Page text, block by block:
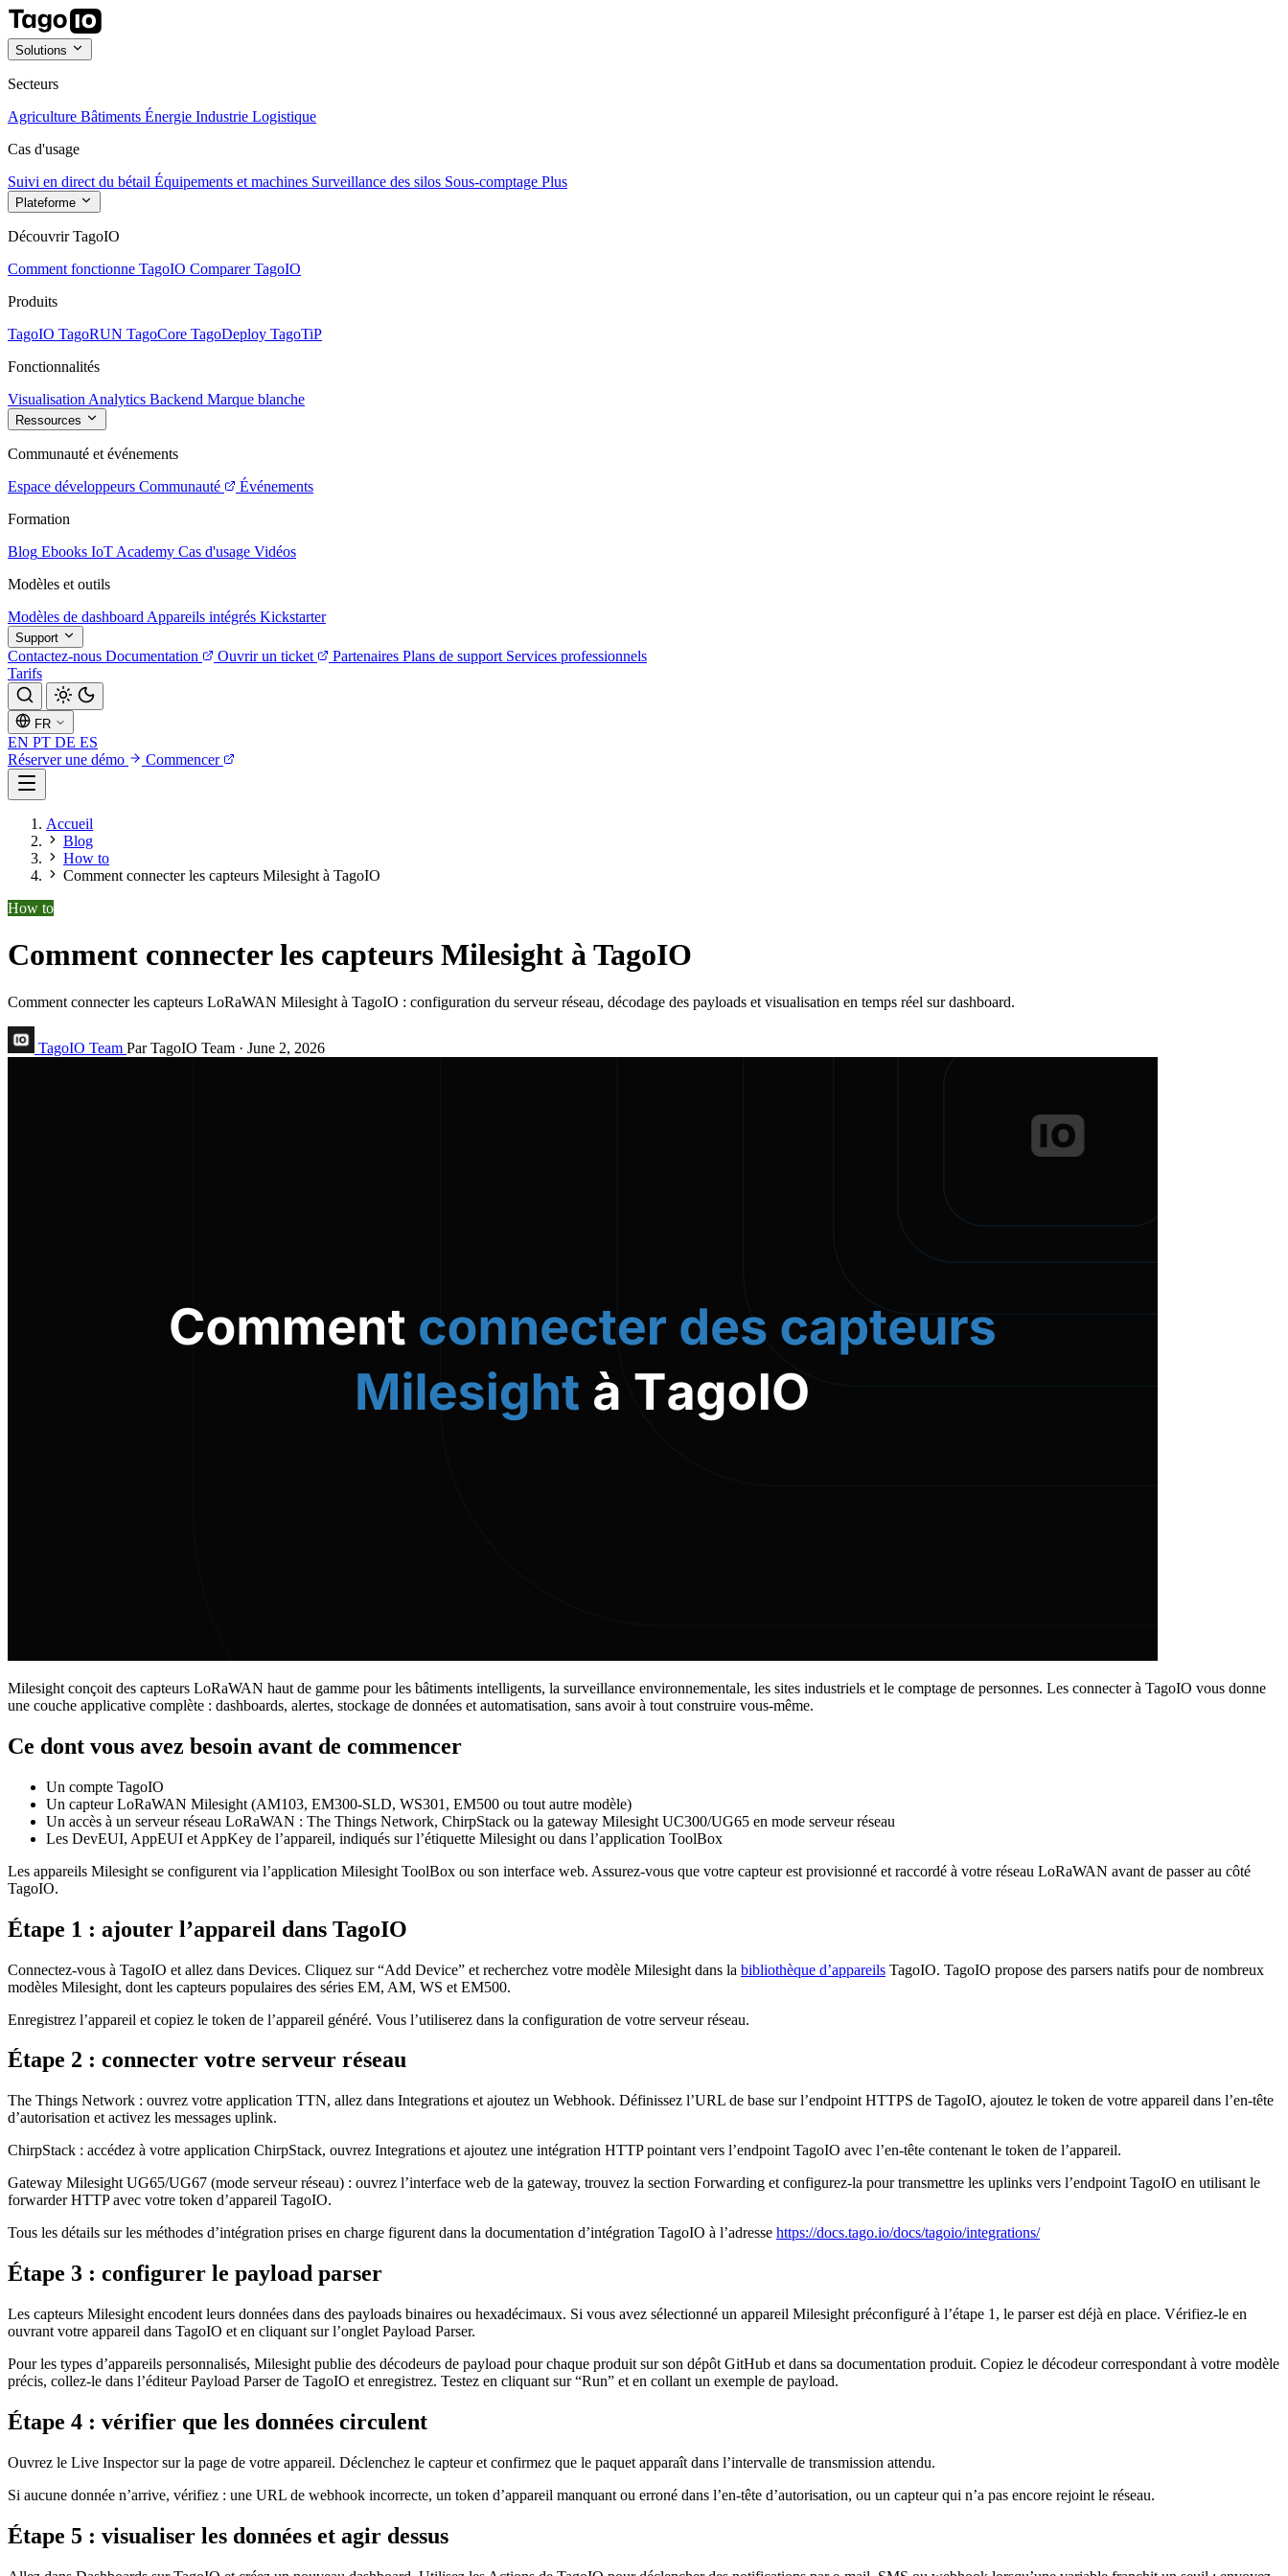
Solutions
Secteurs
Agriculture Bâtiments Énergie Industrie Logistique
Cas d'usage
Suivi en direct du bétail Équipements et machines Surveillance des silos Sous-comptage Plus
Plateforme
Découvrir TagoIO
Comment fonctionne TagoIO Comparer TagoIO
Produits
TagoIO TagoRUN TagoCore TagoDeploy TagoTiP
Fonctionnalités
Visualisation Analytics Backend Marque blanche
Ressources
Communauté et événements
Espace développeurs Communauté
Événements
Formation
Blog Ebooks IoT Academy Cas d'usage Vidéos
Modèles et outils
Modèles de dashboard Appareils intégrés Kickstarter
Support
Contactez-nous Documentation Ouvrir un ticket Partenaires Plans de support Services professionnels
Tarifs
FR
EN PT DE ES
Réserver une démo
Commencer
Accueil
Blog
How to
Comment connecter les capteurs Milesight à TagoIO
How to
Comment connecter les capteurs Milesight à TagoIO
Comment connecter les capteurs LoRaWAN Milesight à TagoIO : configuration du serveur réseau, décodage des payloads et visualisation en temps réel sur dashboard.
TagoIO Team Par TagoIO Team · June 2, 2026
Milesight conçoit des capteurs LoRaWAN haut de gamme pour les bâtiments intelligents, la surveillance environnementale, les sites industriels et le comptage de personnes. Les connecter à TagoIO vous donne
une couche applicative complète : dashboards, alertes, stockage de données et automatisation, sans avoir à tout construire vous-même.
Ce dont vous avez besoin avant de commencer
Un compte TagoIO
Un capteur LoRaWAN Milesight (AM103, EM300-SLD, WS301, EM500 ou tout autre modèle)
Un accès à un serveur réseau LoRaWAN : The Things Network, ChirpStack ou la gateway Milesight UC300/UG65 en mode serveur réseau
Les DevEUI, AppEUI et AppKey de l’appareil, indiqués sur l’étiquette Milesight ou dans l’application ToolBox
Les appareils Milesight se configurent via l’application Milesight ToolBox ou son interface web. Assurez-vous que votre capteur est provisionné et raccordé à votre réseau LoRaWAN avant de passer au côté
TagoIO.
Étape 1 : ajouter l’appareil dans TagoIO
Connectez-vous à TagoIO et allez dans Devices. Cliquez sur “Add Device” et recherchez votre modèle Milesight dans la bibliothèque d’appareils TagoIO. TagoIO propose des parsers natifs pour de nombreux
modèles Milesight, dont les capteurs populaires des séries EM, AM, WS et EM500.
Enregistrez l’appareil et copiez le token de l’appareil généré. Vous l’utiliserez dans la configuration de votre serveur réseau.
Étape 2 : connecter votre serveur réseau
The Things Network : ouvrez votre application TTN, allez dans Integrations et ajoutez un Webhook. Définissez l’URL de base sur l’endpoint HTTPS de TagoIO, ajoutez le token de votre appareil dans l’en-tête
d’autorisation et activez les messages uplink.
ChirpStack : accédez à votre application ChirpStack, ouvrez Integrations et ajoutez une intégration HTTP pointant vers l’endpoint TagoIO avec l’en-tête contenant le token de l’appareil.
Gateway Milesight UG65/UG67 (mode serveur réseau) : ouvrez l’interface web de la gateway, trouvez la section Forwarding et configurez-la pour transmettre les uplinks vers l’endpoint TagoIO en utilisant le
forwarder HTTP avec votre token d’appareil TagoIO.
Tous les détails sur les méthodes d’intégration prises en charge figurent dans la documentation d’intégration TagoIO à l’adresse https://docs.tago.io/docs/tagoio/integrations/
Étape 3 : configurer le payload parser
Les capteurs Milesight encodent leurs données dans des payloads binaires ou hexadécimaux. Si vous avez sélectionné un appareil Milesight préconfiguré à l’étape 1, le parser est déjà en place. Vérifiez-le en
ouvrant votre appareil dans TagoIO et en cliquant sur l’onglet Payload Parser.
Pour les types d’appareils personnalisés, Milesight publie des décodeurs de payload pour chaque produit sur son dépôt GitHub et dans sa documentation produit. Copiez le décodeur correspondant à votre modèle
précis, collez-le dans l’éditeur Payload Parser de TagoIO et enregistrez. Testez en cliquant sur “Run” et en collant un exemple de payload.
Étape 4 : vérifier que les données circulent
Ouvrez le Live Inspector sur la page de votre appareil. Déclenchez le capteur et confirmez que le paquet apparaît dans l’intervalle de transmission attendu.
Si aucune donnée n’arrive, vérifiez : une URL de webhook incorrecte, un token d’appareil manquant ou erroné dans l’en-tête d’autorisation, ou un capteur qui n’a pas encore rejoint le réseau.
Étape 5 : visualiser les données et agir dessus